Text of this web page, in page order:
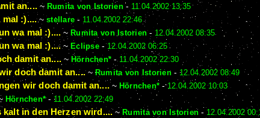
an....~ Rumita von Istorien-11.04.2002 13:35
mal :)....~stellare - 11.04.2002 22:46
wa mal :).... ~ Rumita von Istorien- 12.04.2002 08:35
wa mal :)....~ Eclipse -12.04.2002 06:25
damit an....~ Hörnchen* - 11.04.2002 22:30
doch damit an....~ Rumita von Istorien- 12.04.2002 08:49
wir doch damit an....~ Hörnchen* -12.04.2002 10:03
Hörnchen*- 11.04.2002 22:49
kalt in den Herzen wird....~ Rumita von Istorien - 12.04.2002